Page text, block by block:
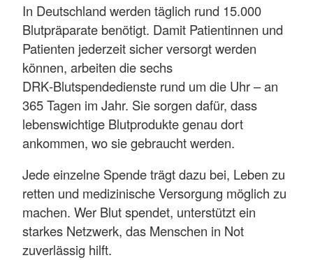
In Deutschland werden täglich rund 15.000
Blutpräparate benötigt. Damit Patientinnen und
Patienten jederzeit sicher versorgt werden
können, arbeiten die sechs
DRK‑Blutspendedienste rund um die Uhr – an
365 Tagen im Jahr. Sie sorgen dafür, dass
lebenswichtige Blutprodukte genau dort
ankommen, wo sie gebraucht werden.
Jede einzelne Spende trägt dazu bei, Leben zu
retten und medizinische Versorgung möglich zu
machen. Wer Blut spendet, unterstützt ein
starkes Netzwerk, das Menschen in Not
zuverlässig hilft.